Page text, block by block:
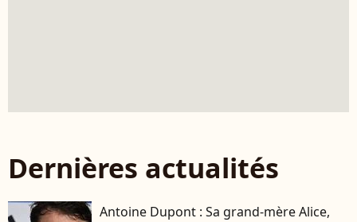
Dernières actualités
Antoine Dupont : Sa grand-mère Alice,